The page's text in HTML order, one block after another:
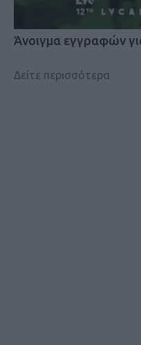
Άνοιγμα εγγραφών
Δείτε περισσότερα